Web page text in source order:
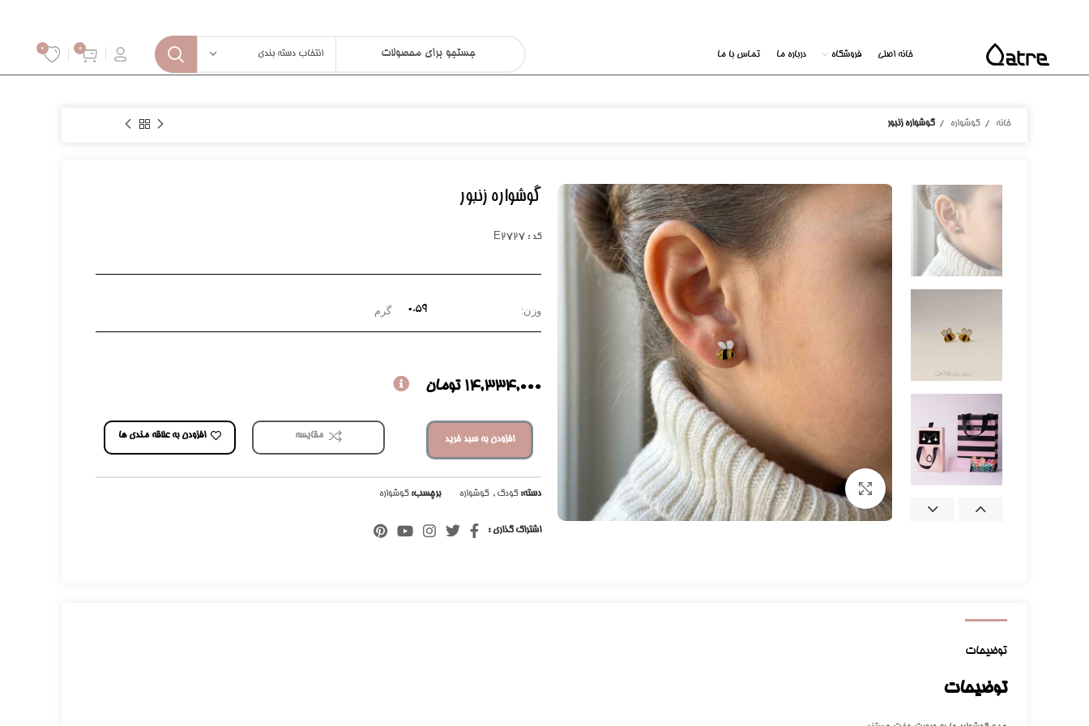
خانه اصلی فروشگاه درباره ما تماس با ما انتخاب دسته بندی
0
0
خانه گوشواره گوشواره زنبور
برای بزرگنمایی کلیک کنید
گوشواره زنبور
کد : E2727
وزن: ۰.۵۹ گرم
14,334,000 تومان
افزودن به سبد خرید مقایسه افزودن به علاقه مندی ها
دسته: کودک , گوشواره برچسب: گوشواره
اشتراک گذاری :
توضیحات
توضیحات